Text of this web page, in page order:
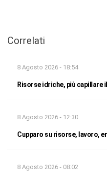
Correlati
8 Agosto 2026 - 18:54
Risorse idriche, più capillare
8 Agosto 2026 - 12:30
Cupparo su risorse, lavoro,
8 Agosto 2026 - 08:02